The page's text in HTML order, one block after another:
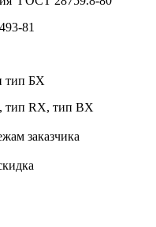
81
тип БХ
тип RX, тип BX
заказчика